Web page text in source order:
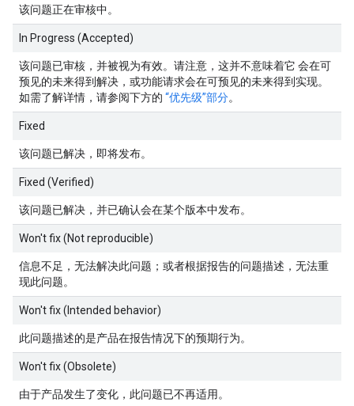
该问题正在审核中。
In Progress (Accepted)
该问题已审核，并被视为有效。请注意，这并不意味着它 会在可
预见的未来得到解决，或功能请求会在可预见的未来得到实现。
如需了解详情，请参阅下方的 “优先级”部分。
Fixed
该问题已解决，即将发布。
Fixed (Verified)
该问题已解决，并已确认会在某个版本中发布。
Won't fix (Not reproducible)
信息不足，无法解决此问题；或者根据报告的问题描述，无法重
现此问题。
Won't fix (Intended behavior)
此问题描述的是产品在报告情况下的预期行为。
Won't fix (Obsolete)
由于产品发生了变化，此问题已不再适用。